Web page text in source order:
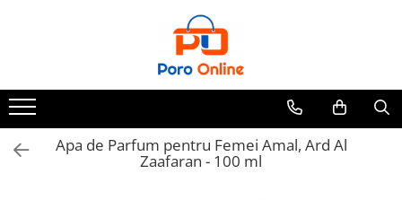
Al Absar
Parfum
Clone
Apa de Parfum pentru Femei Amal, Ard Al
Zaafaran - 100 ml